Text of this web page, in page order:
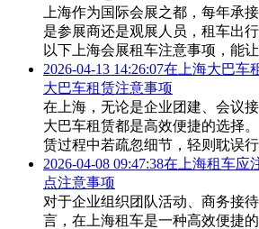
上海作为国际会展之都，每年承
是参展商还是观展人员，租车出
以下上海会展租车注意事项，能
2026-04-13 14:26:07在上海大巴车
大巴车租赁注意事项
在上海，无论是企业团建、会议
大巴车租赁都是高效便捷的选择
赁过程中若疏忽细节，轻则耽误行
2026-04-08 09:47:38在上海租车应
点注意事项
对于企业组织团队活动、商务接
言，在上海租车是一种高效便捷